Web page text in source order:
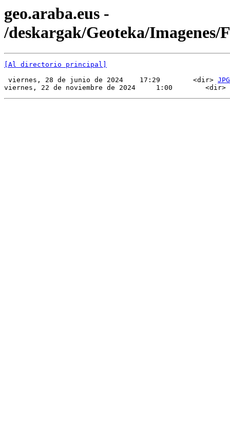
geo.araba.eus -
/deskargak/Geoteka/Imagenes/
[Al directorio principal]
viernes, 28 de junio de 2024    17:29        <dir> JPG
viernes, 22 de noviembre de 2024     1:00        <dir>